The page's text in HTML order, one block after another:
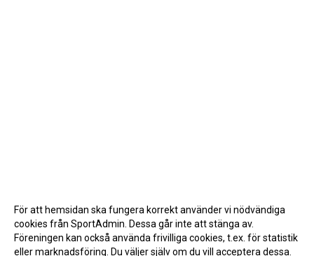
För att hemsidan ska fungera korrekt använder vi nödvändiga
cookies från SportAdmin. Dessa går inte att stänga av.
Föreningen kan också använda frivilliga cookies, t.ex. för statistik
eller marknadsföring. Du väljer själv om du vill acceptera dessa.